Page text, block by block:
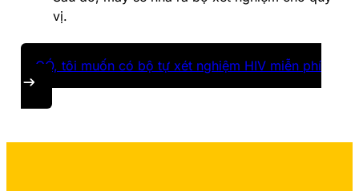
vị.
CÓ, tôi muốn có bộ tự xét nghiệm HIV miễn phí